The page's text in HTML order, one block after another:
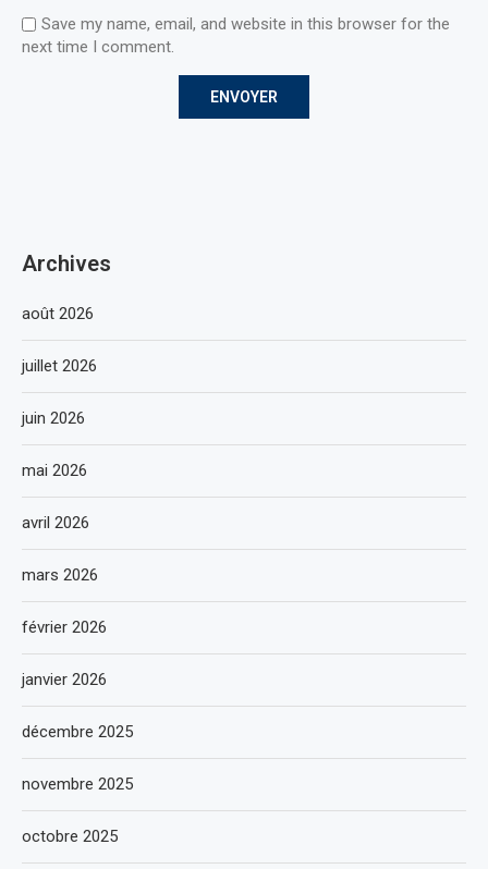
Save my name, email, and website in this browser for the
next time I comment.
Archives
août 2026
juillet 2026
juin 2026
mai 2026
avril 2026
mars 2026
février 2026
janvier 2026
décembre 2025
novembre 2025
octobre 2025